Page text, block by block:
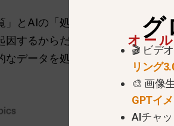
」とAIの「処理」という技術的
因するからだ。ChatGPTは、
なデータを処理する。.
グ
オー
🎬 ビデ
リング
🎨 画像
GPTイ
AIチャッ